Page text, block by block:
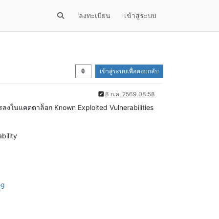
ลงทะเบียน เข้าสู่ระบบ
เข้าสู่ระบบเพื่อตอบกลับ
8 ก.ค. 2569 08:58
งในแคตตาล็อก Known Exploited Vulnerabilities